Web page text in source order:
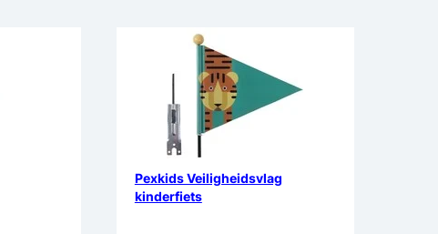
Pexkids Veiligheidsvlag
kinderfiets